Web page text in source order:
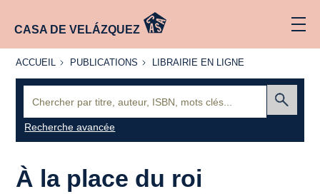
CASA DE VELÁZQUEZ
ACCUEIL
ACCUEIL PUBLICATIONS
PUBLICATIONS
LIBRAIRIE
LIBRAIRIE EN LIGNE
Recherche avancée
À la place du roi